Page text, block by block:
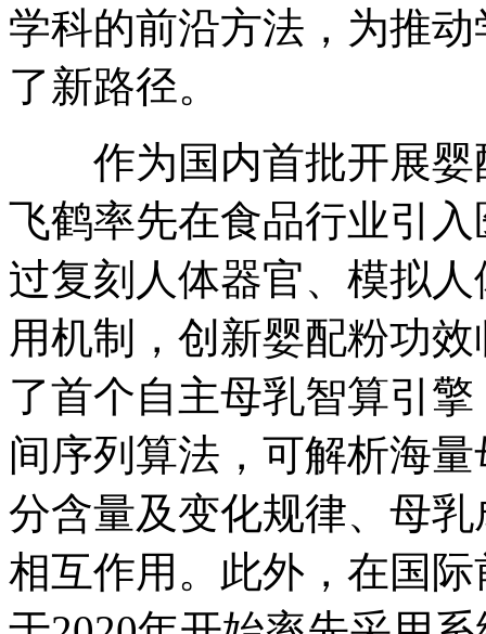
学科的前沿方法，为推
了新路径。
作为国内首批开展婴
飞鹤率先在食品行业引
过复刻人体器官、模拟
用机制，创新婴配粉功
了首个自主母乳智算引
间序列算法，可解析海
分含量及变化规律、母
相互作用。此外，在国